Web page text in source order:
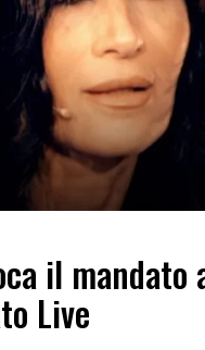
il mandato
Live